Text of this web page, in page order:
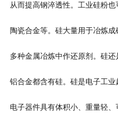
从而提高钢淬透性。工业硅粉
陶瓷合金等。硅大量用于冶炼
多种金属冶炼中作还原剂。硅
铝合金都含有硅。硅是电子工
电子器件具有体积小、重量轻、